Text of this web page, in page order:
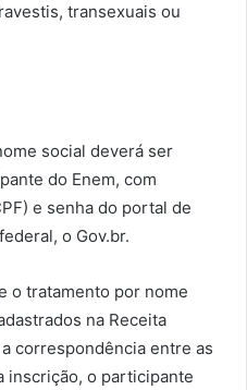
transexuais ou
social deverá ser
do Enem, com
e senha do portal de
o Gov.br.
o tratamento por nome
na Receita
correspondência entre as
inscrição, o participante